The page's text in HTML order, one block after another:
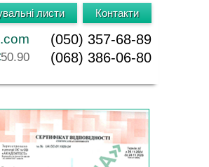
листи Контакти
(050) 357-68-89
(068) 386-06-80
50.90